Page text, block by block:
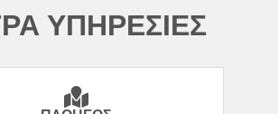
ΥΠΗΡΕΣΙΕΣ